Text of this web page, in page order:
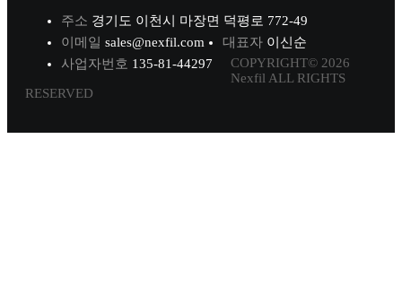
주소 경기도 이천시 마장면 덕평로 772-49
이메일 sales@nexfil.com 대표자 이신순
사업자번호 135-81-44297
COPYRIGHT© 2026
Nexfil ALL RIGHTS
RESERVED